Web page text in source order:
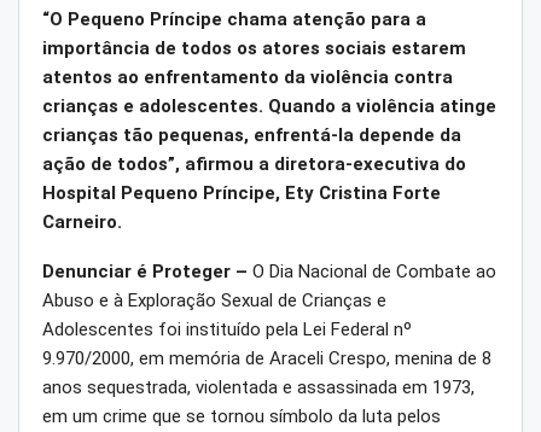
“O Pequeno Príncipe chama atenção para a
importância de todos os atores sociais estarem
atentos ao enfrentamento da violência contra
crianças e adolescentes. Quando a violência atinge
crianças tão pequenas, enfrentá-la depende da
ação de todos”, afirmou a diretora-executiva do
Hospital Pequeno Príncipe, Ety Cristina Forte
Carneiro.
Denunciar é Proteger – O Dia Nacional de Combate ao
Abuso e à Exploração Sexual de Crianças e
Adolescentes foi instituído pela Lei Federal nº
9.970/2000, em memória de Araceli Crespo, menina de 8
anos sequestrada, violentada e assassinada em 1973,
em um crime que se tornou símbolo da luta pelos